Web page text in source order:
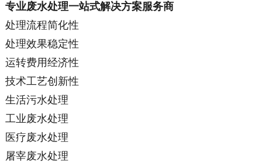
专业废水处理一站式解决方案服务商
处理流程简化性
处理效果稳定性
运转费用经济性
技术工艺创新性
生活污水处理
工业废水处理
医疗废水处理
屠宰废水处理